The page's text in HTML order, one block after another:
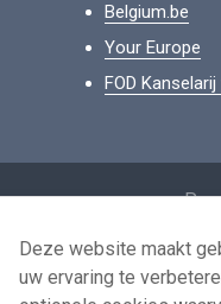
Belgium.be
Your Europe
FOD
Deze website maakt
uw ervaring te